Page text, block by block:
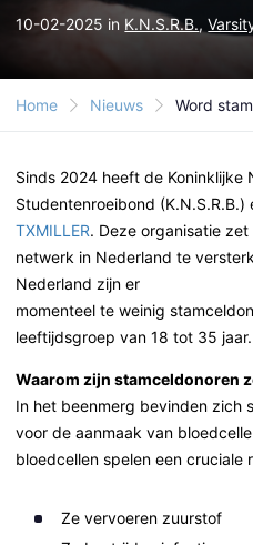
10-02-2025 in K.N.S.R.B.,
Home Nieuws Word
Sinds 2024 heeft de Koninklijke
Studentenroeibond
TXMILLER. Deze organisatie
netwerk in Nederland te
Nederland zijn er
momenteel te weinig
leeftijdsgroep van 18 tot 35 jaar.
Waarom zijn stamceldonoren
In het beenmerg bevinden zich
voor de aanmaak van
bloedcellen spelen een cruciale
Ze vervoeren zuurstof